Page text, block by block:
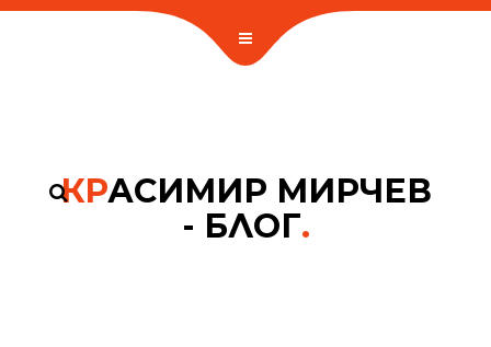
КРАСИМИР МИРЧЕВ
- БЛОГ.